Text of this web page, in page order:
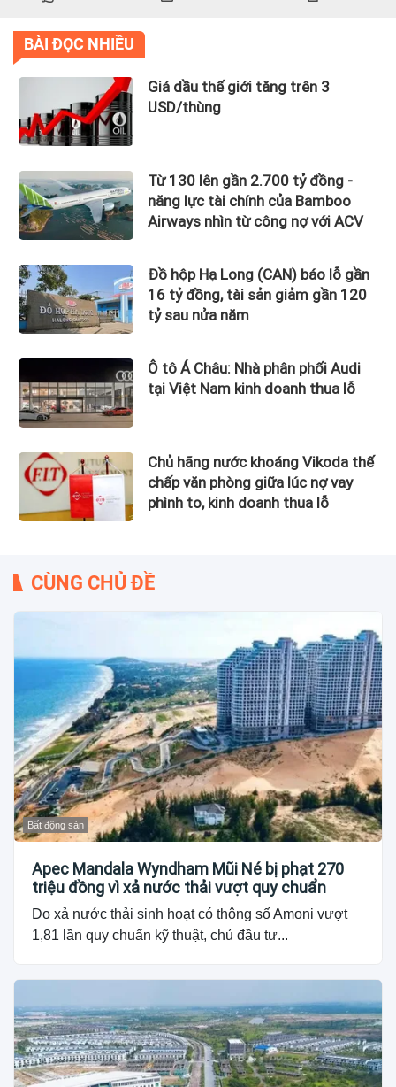
BÀI ĐỌC NHIỀU
Giá dầu thế giới tăng trên 3
USD/thùng
Từ 130 lên gần 2.700 tỷ đồng -
năng lực tài chính của Bamboo
Airways nhìn từ công nợ với ACV
Đồ hộp Hạ Long (CAN) báo lỗ gần
16 tỷ đồng, tài sản giảm gần 120
tỷ sau nửa năm
Ô tô Á Châu: Nhà phân phối Audi
tại Việt Nam kinh doanh thua lỗ
Chủ hãng nước khoáng Vikoda thế
chấp văn phòng giữa lúc nợ vay
phình to, kinh doanh thua lỗ
CÙNG CHỦ ĐỀ
Bất động sản
Apec Mandala Wyndham Mũi Né bị phạt 270
triệu đồng vì xả nước thải vượt quy chuẩn
Do xả nước thải sinh hoạt có thông số Amoni vượt
1,81 lần quy chuẩn kỹ thuật, chủ đầu tư...